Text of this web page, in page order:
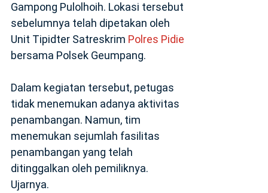
Gampong Pulolhoih. Lokasi tersebut
sebelumnya telah dipetakan oleh
Unit Tipidter Satreskrim Polres Pidie
bersama Polsek Geumpang.
‎Dalam kegiatan tersebut, petugas
tidak menemukan adanya aktivitas
penambangan. Namun, tim
menemukan sejumlah fasilitas
penambangan yang telah
ditinggalkan oleh pemiliknya.
Ujarnya.